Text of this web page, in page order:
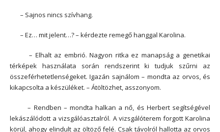
– Sajnos nincs szívhang.
– Ez… mit jelent…? – kérdezte remegő hanggal Karolina.
– Elhalt az embrió. Nagyon ritka ez manapság a genetikai
térképek használata során rendszerint ki tudjuk szűrni az
összeférhetetlenségeket. Igazán sajnálom – mondta az orvos, és
kikapcsolta a készüléket. – Átöltözhet, asszonyom.
– Rendben – mondta halkan a nő, és Herbert segítségével
lekászálódott a vizsgálóasztalról. A vizsgálóterem forgott Karolina
körül, ahogy elindult az öltöző felé. Csak távolról hallotta az orvos